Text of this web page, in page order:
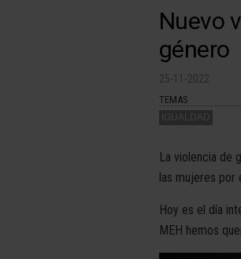
Nuevo
género
25-11-2022
TEMAS
IGUALDAD
La violencia de
las mujeres por
Hoy es el día
MEH hemos